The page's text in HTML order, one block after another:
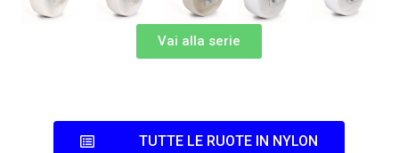
Vai alla serie
TUTTE LE RUOTE IN NYLON